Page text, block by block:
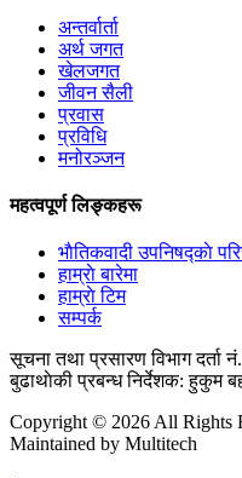
अन्तर्वार्ता
अर्थ जगत
खेलजगत
जीवन सैली
प्रवास
प्रविधि
मनोरञ्जन
महत्वपूर्ण लिङ्कहरू
भाैतिकवादी उपनिषद्काे
हाम्राे बारेमा
हाम्राे टिम
सम्पर्क
सूचना तथा प्रसारण विभाग
बुढाथाेकी प्रबन्ध निर्देशक: हुकुम
Copyright © 2026 All Rights
Maintained by Multitech